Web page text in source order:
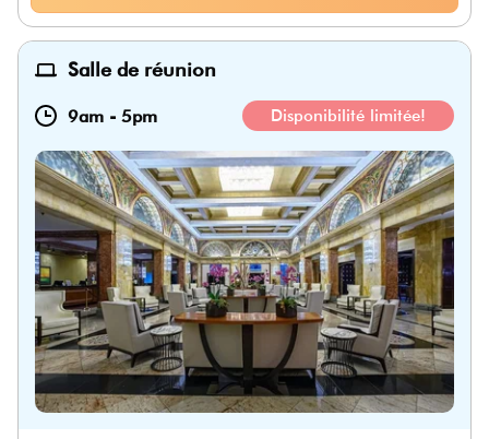
Salle de réunion
9am - 5pm Disponibilité limitée!